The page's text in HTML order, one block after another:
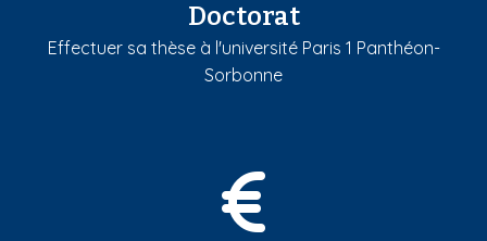
Doctorat
Effectuer sa thèse à l'université Paris 1 Panthéon-
Sorbonne